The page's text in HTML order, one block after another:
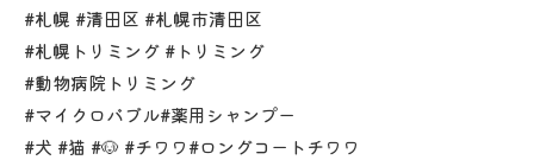
#札幌 #清田区 #札幌市清田区
#札幌トリミング #トリミング
#動物病院トリミング
#マイクロバブル#薬用シャンプー
#犬 #猫 #🐶 #チワワ#ロングコートチワワ